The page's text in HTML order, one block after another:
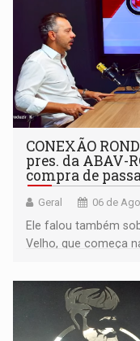
CONEXÃO
pres. da ABAV-
compra de
Geral 06 de
Ele falou também
Velho, que começa